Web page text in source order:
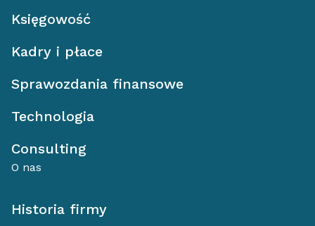
Księgowość
Kadry i płace
Sprawozdania finansowe
Technologia
Consulting
O nas
Historia firmy